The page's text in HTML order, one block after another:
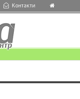
Контакти